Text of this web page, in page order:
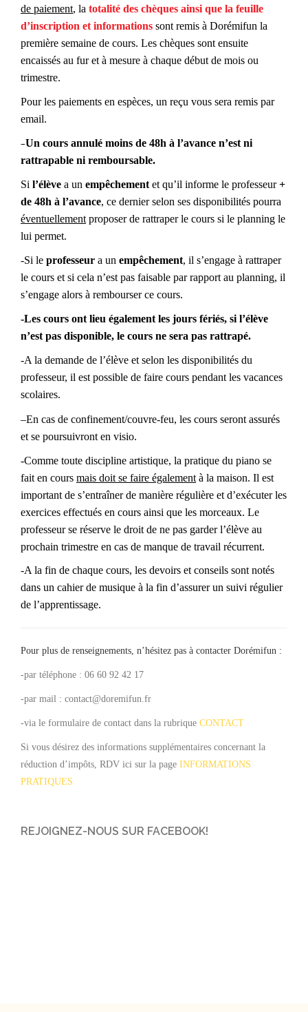
de paiement, la totalité des chèques ainsi que la feuille
d’inscription et informations sont remis à Dorémifun la
première semaine de cours. Les chèques sont ensuite
encaissés au fur et à mesure à chaque début de mois ou
trimestre.
Pour les paiements en espèces, un reçu vous sera remis par
email.
–Un cours annulé moins de 48h à l’avance n’est ni
rattrapable ni remboursable.
Si l’élève a un empêchementet qu’il informe le professeur+
de 48h à l’avance, ce dernier selon ses disponibilités pourra
éventuellementproposer de rattraper le cours si le planning le
lui permet.
-Si le professeur a un empêchement, il s’engage à rattraper
le cours et si cela n’est pas faisable par rapport au planning, il
s’engage alors à rembourser ce cours.
-Les cours ont lieu également les jours fériés, si l’élève
n’est pas disponible, le cours ne sera pas rattrapé.
-A la demande de l’élève et selon les disponibilités du
professeur, il est possible de faire cours pendant les vacances
scolaires.
–En cas de confinement/couvre-feu, les cours seront assurés
et se poursuivront en visio.
-Comme toute discipline artistique, la pratique du piano se
fait en cours mais doit se faire égalementà la maison. Il est
important de s’entraîner de manière régulière et d’exécuter les
exercices effectués en cours ainsi que les morceaux. Le
professeurse réserve le droit de ne pas garder l’élève au
prochain trimestre en cas de manque de travail récurrent.
-A la fin de chaque cours, les devoirs et conseils sont notés
dans un cahier de musique à la fin d’assurer un suivi régulier
de l’apprentissage.
Pour plus de renseignements, n’hésitez pas à contacter Dorémifun :
-par téléphone : 06 60 92 42 17
-par mail : contact@doremifun.fr
-via le formulaire de contact dans la rubrique CONTACT
Si vous désirez des informations supplémentaires concernant la
réduction d’impôts, RDV ici sur la page INFORMATIONS
PRATIQUES
REJOIGNEZ-NOUS SUR FACEBOOK!